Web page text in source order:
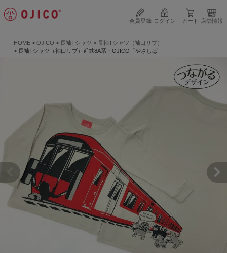
会員登録 ログイン カート 店舗情報
HOME OJICO 長袖Tシャツ
長袖Tシャツ（袖口リブ）
長袖Tシャツ（袖口リブ）近鉄8A系・OJICO「やさしば」